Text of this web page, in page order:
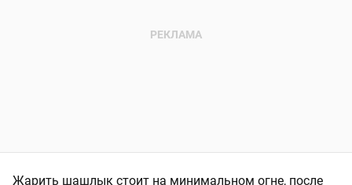
⁠Жарить шашлык стоит на минимальном огне, после